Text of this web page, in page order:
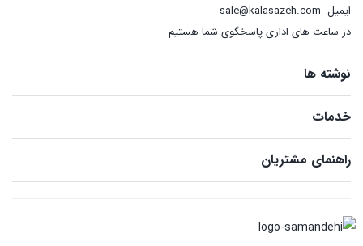
ایمیل sale@kalasazeh.com
در ساعت های اداری پاسخگوی شما هستیم
نوشته ها
خدمات
راهنمای مشتریان